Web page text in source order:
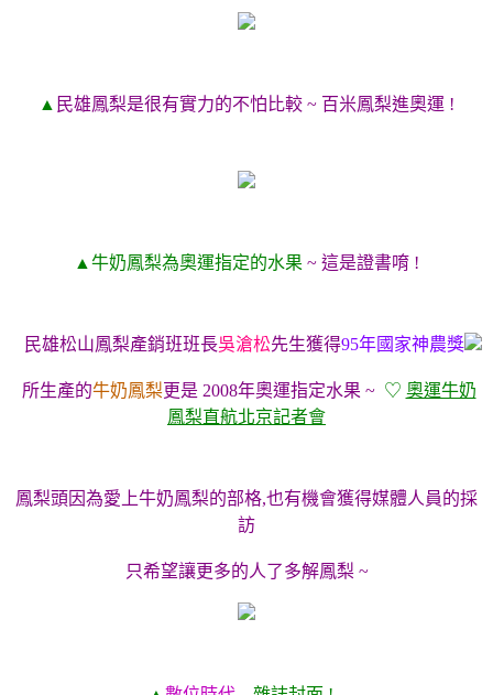
▲ 民雄鳳梨是很有實力的不怕比較 ~ 百米鳳梨進奧運 !
▲牛奶鳳梨為奧運指定的水果 ~ 這是證書唷 !
民雄松山鳳梨產銷班班長吳滄松先生獲得95年國家神農獎
所生產的牛奶鳳梨更是 2008年奧運指定水果 ~ ♡ 奧運牛奶
鳳梨直航北京記者會
鳳梨頭因為愛上牛奶鳳梨的部格,也有機會獲得媒體人員的採
訪
只希望讓更多的人了多解鳳梨 ~